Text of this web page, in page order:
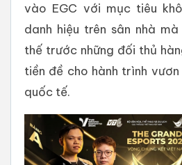
vào EGC với mục tiêu
danh hiệu trên sân nhà
thế trước những đối thủ
tiền đề cho hành trình
quốc tế.